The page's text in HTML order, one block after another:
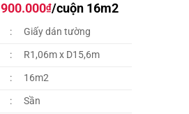
Giá
là:
900.000₫Giá
hiện
tại
900.000₫.
/cuộn 16m2
:
Giấy dán tường
:
R1,06m x D15,6m
:
16m2
: Sần